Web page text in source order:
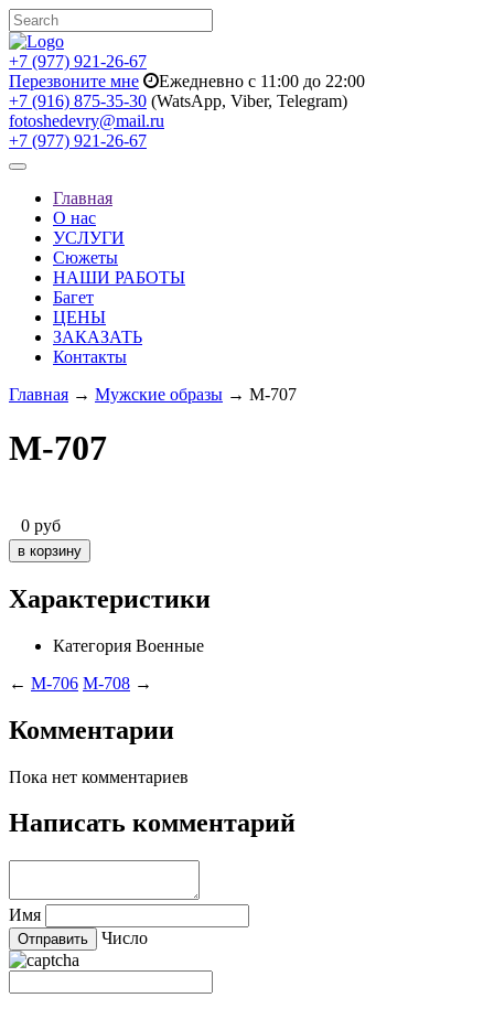
+7 (977) 921-26-67
Перезвоните мне
Ежедневно с 11:00 до 22:00
+7 (916) 875-35-30 (WatsApp, Viber, Telegram)
fotoshedevry@mail.ru
+7 (977) 921-26-67
Toggle
navigationГлавная
О нас
УСЛУГИ
Сюжеты
НАШИ РАБОТЫ
Багет
ЦЕНЫ
ЗАКАЗАТЬ
Контакты
Главная → Мужские образы → M-707
M-707
0 руб
Характеристики
Категория Военные
← M-706 M-708 →
Комментарии
Пока нет комментариев
Написать комментарий
Имя
Число